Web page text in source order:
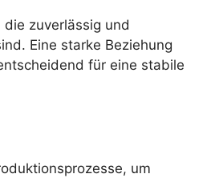
zuverlässig und
Eine starke Beziehung
für eine stabile
um